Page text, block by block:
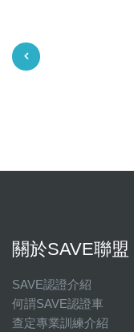
關於SAVE聯盟
SAVE認證介紹
何謂SAVE認證車
查定專業訓練介紹